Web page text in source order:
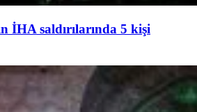
İHA saldırılarında 5 kişi